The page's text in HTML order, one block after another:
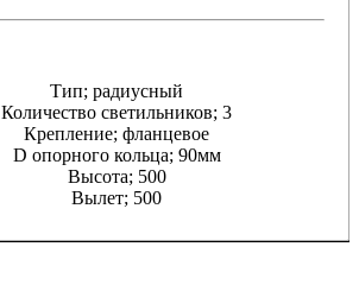
Тип; радиусный
Количество светильников; 3
Крепление; фланцевое
D опорного кольца; 90мм
Высота; 500
Вылет; 500